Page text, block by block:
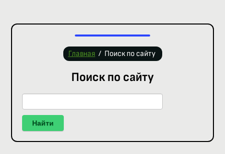
Главная / Поиск по сайту
Поиск по сайту
Найти